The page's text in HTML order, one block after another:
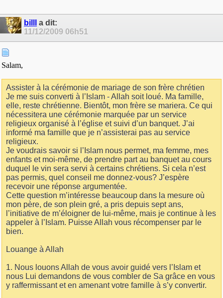
billl
a dit:
11/12/2009 06h51
Salam,
Assister à la cérémonie de mariage de son frère chrétien
Je me suis converti à l’Islam - Allah soit loué. Ma famille,
elle, reste chrétienne. Bientôt, mon frère se mariera. Ce qui
nécessitera une cérémonie marquée par un service
religieux organisé à l’église et suivi d’un banquet. J’ai
informé ma famille que je n’assisterai pas au service
religieux.
Je voudrais savoir si l’Islam nous permet, ma femme, mes
enfants et moi-même, de prendre part au banquet au cours
duquel le vin sera servi à certains chrétiens. Si cela n’est
pas permis, quel conseil me donnez-vous? J’espère
recevoir une réponse argumentée.
Cette question m’intéresse beaucoup dans la mesure où
mon père, de son plein gré, a pris depuis sept ans,
l’initiative de m’éloigner de lui-même, mais je continue à les
appeler à l’Islam. Puisse Allah vous récompenser par le
bien.
Louange à Allah
1. Nous louons Allah de vous avoir guidé vers l’Islam et
nous Lui demandons de vous combler de Sa grâce en vous
y raffermissant et en amenant votre famille à s’y convertir.